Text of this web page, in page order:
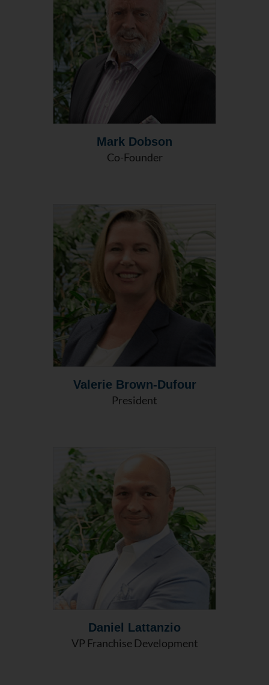
Mark Dobson
Co-Founder
Valerie Brown-Dufour
President
Daniel Lattanzio
VP Franchise Development